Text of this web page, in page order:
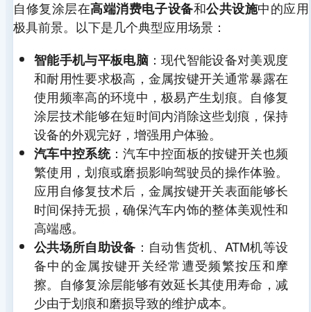
自修复涂层在高端消费电子设备和公共设施中的应用
极具前景。以下是几个典型应用场景：
智能手机与平板电脑：现代智能设备对美观度
和耐用性要求极高，金属按键开关通常暴露在
使用频率高的环境中，极易产生划痕。自修复
涂层技术能够在短时间内消除这些划痕，保持
设备的外观完好，增强用户体验。
汽车中控系统：汽车中控面板的按键开关也频
繁使用，划痕或磨损影响驾驶员的操作体验。
应用自修复技术后，金属按键开关表面能够长
时间保持无损，确保汽车内饰的整体美观性和
高端感。
公共场所自助设备 ：自动售货机、ATM机等设
备中的金属按键开关经常遭受频繁按压和摩
擦。自修复涂层能够有效延长其使用寿命，减
少由于划痕和磨损导致的维护成本。